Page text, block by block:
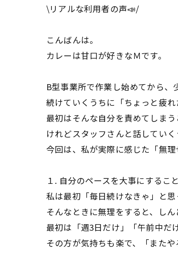
\リアルな利用者の声📣/
こんばんは。
カレーは甘口が好きなＭです。
B型事業所で作業し始めてから、
続けていくうちに「ちょっと疲
最初はそんな自分を責めてしまう
けれどスタッフさんと話してい
今回は、私が実際に感じた「無
１. 自分のペースを大事にすること
私は最初「毎日続けなきゃ」と
そんなときに無理をすると、し
最初は「週3日だけ」「午前中だ
その方が気持ちも楽で、「また